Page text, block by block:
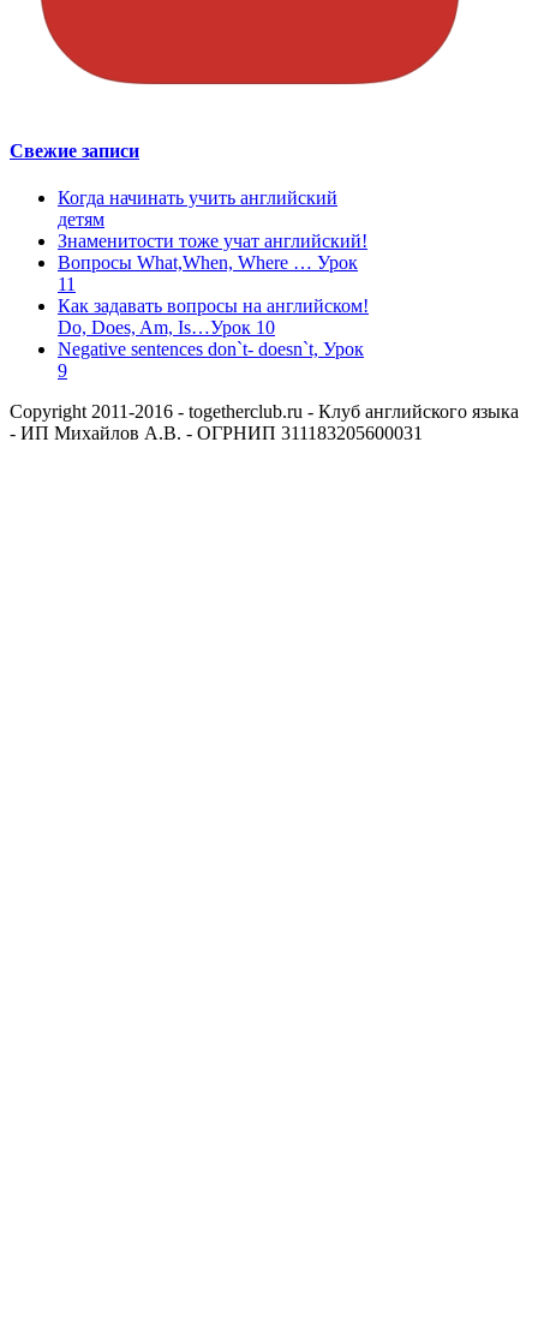
Свежие записи
Когда начинать учить английский
детям
Знаменитости тоже учат английский!
Вопросы What,When, Where … Урок
11
Как задавать вопросы на английском!
Do, Does, Am, Is…Урок 10
Negative sentences don`t- doesn`t, Урок
9
Copyright 2011-2016 - togetherclub.ru - Клуб английского языка
- ИП Михайлов А.В. - ОГРНИП 311183205600031